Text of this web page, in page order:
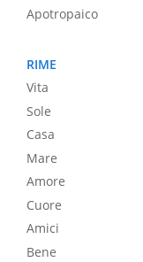
Apotropaico
RIME
Vita
Sole
Casa
Mare
Amore
Cuore
Amici
Bene